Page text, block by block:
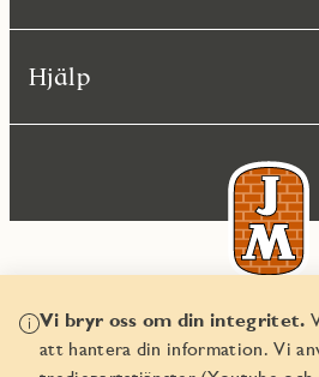
Vi bryr oss om din integritet.
att hantera din information. Vi
Hjälp
© JM AB
Organisationsnummer